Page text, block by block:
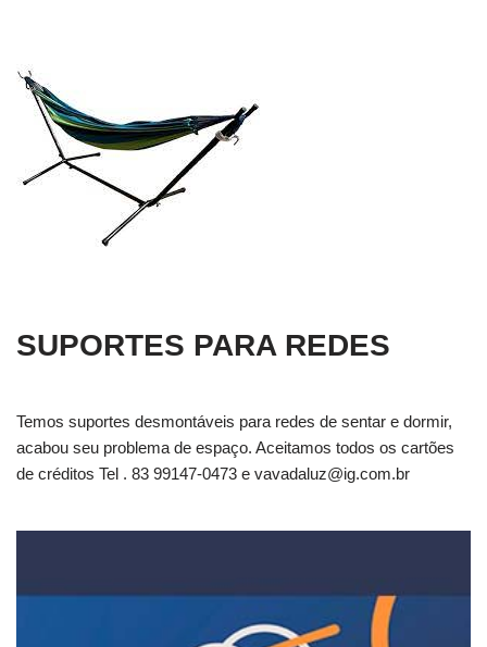
SUPORTES PARA REDES
Temos suportes desmontáveis para redes de sentar e dormir,
acabou seu problema de espaço. Aceitamos todos os cartões
de créditos Tel . 83 99147-0473 e vavadaluz@ig.com.br